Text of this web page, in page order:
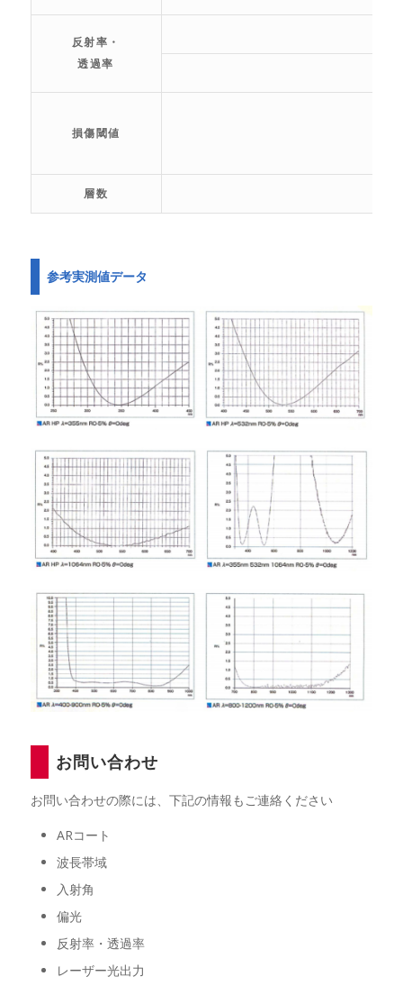
反射率・
透過率
損傷閾値
層数
参考実測値データ
お問い合わせ
お問い合わせの際には、下記の情報もご連絡ください
ARコート
波長帯域
入射角
偏光
反射率・透過率
レーザー光出力